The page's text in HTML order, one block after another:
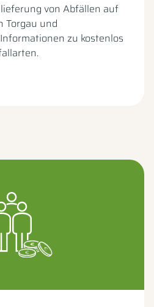
von Abfällen auf
Torgau und
zu kostenlos